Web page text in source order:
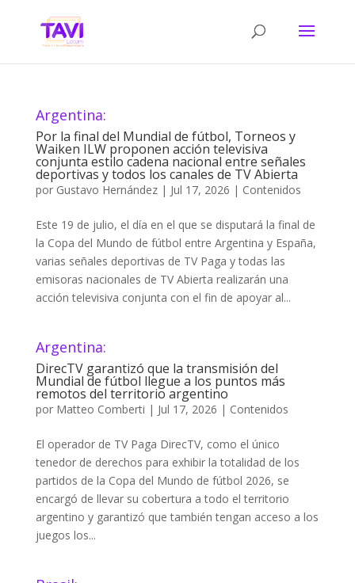
Argentina:
Por la final del Mundial de fútbol, Torneos y
Waiken ILW proponen acción televisiva
conjunta estilo cadena nacional entre señales
deportivas y todos los canales de TV Abierta
por Gustavo Hernández| Jul 17, 2026 | Contenidos
Este 19 de julio, el día en el que se disputará la final de
la Copa del Mundo de fútbol entre Argentina y España,
varias señales deportivas de TV Paga y todas las
emisoras nacionales de TV Abierta realizarán una
acción televisiva conjunta con el fin de apoyar al...
Argentina:
DirecTV garantizó que la transmisión del
Mundial de fútbol llegue a los puntos más
remotos del territorio argentino
por Matteo Comberti | Jul 17, 2026 | Contenidos
El operador de TV Paga DirecTV, como el único
tenedor de derechos para exhibir la totalidad de los
partidos de la Copa del Mundo de fútbol 2026, se
encargó de llevar su cobertura a todo el territorio
argentino y garantizó que también tengan acceso a los
juegos los...